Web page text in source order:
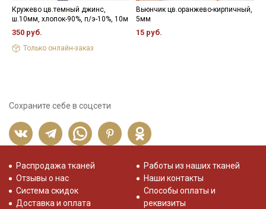
Кружево цв.темный джинс,
ш.10мм, хлопок-90%, п/э-10%, 10м
350 руб.
Только онлайн-заказ
Вьюнчик цв.оранжево-кирпичный,
5мм
15 руб.
Сохраните себе в соцсети
Распродажа тканей
Отзывы о нас
Система скидок
Доставка и оплата
Работы из наших тканей
Наши контакты
Способы оплаты и
реквизиты